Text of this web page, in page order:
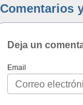
Comentarios
Deja un
Email